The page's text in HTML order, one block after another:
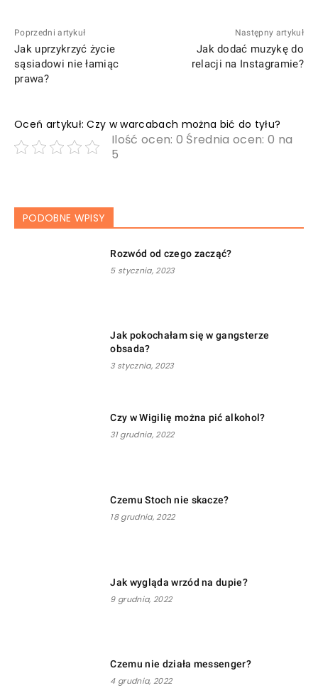
Poprzedni artykuł
Jak uprzykrzyć życie
sąsiadowi nie łamiąc
prawa?
Następny artykuł
Jak dodać muzykę do
relacji na Instagramie?
Oceń artykuł: Czy w warcabach można bić do tyłu?
Ilość ocen: 0 Średnia ocen: 0 na
5
PODOBNE WPISY
Rozwód od czego zacząć?
5 stycznia, 2023
Jak pokochałam się w gangsterze
obsada?
3 stycznia, 2023
Czy w Wigilię można pić alkohol?
31 grudnia, 2022
Czemu Stoch nie skacze?
18 grudnia, 2022
Jak wygląda wrzód na dupie?
9 grudnia, 2022
Czemu nie działa messenger?
4 grudnia, 2022